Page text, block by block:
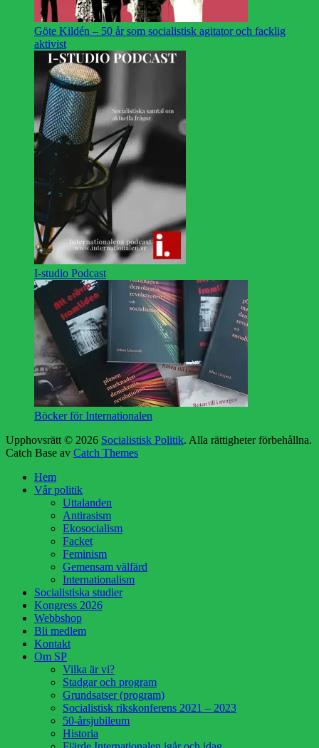
Göte Kildén – 50 år som socialistisk agitator och facklig
aktivist
I-studio Podcast
Böcker för Internationalen
Upphovsrätt © 2026 Socialistisk Politik. Alla rättigheter förbehållna.
Catch Base av Catch Themes
Hem
Vår politik
Uttalanden
Antirasism
Ekosocialism
Facket
Feminism
Gemensam välfärd
Internationalism
Socialistiska studier
Kongress 2026
Webbshop
Bli medlem
Kontakt
Om SP
Vilka är vi?
Stadgar och program
Grundsatser (program)
Socialistisk rikskonferens 2021 – 2023
50-årsjubileum
Historia